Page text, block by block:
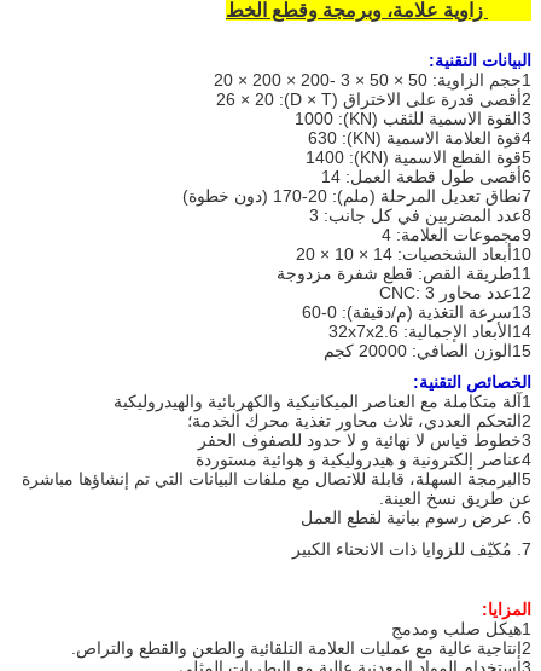
البيانات التقنية:
1حجم الزاوية: 50 × 50 × 3 -200 × 200 × 20
2أقصى قدرة على الاختراق (D × T): 26 × 20
3القوة الاسمية للثقب (KN): 1000
4قوة العلامة الاسمية (KN): 630
5قوة القطع الاسمية (KN): 1400
6أقصى طول قطعة العمل: 14
7نطاق تعديل المرحلة (ملم): 20-170 (دون خطوة)
8عدد المضربين في كل جانب: 3
9مجموعات العلامة: 4
10أبعاد الشخصيات: 14 × 10 × 20
11طريقة القص: قطع شفرة مزدوجة
12عدد محاور CNC: 3
13سرعة التغذية (م/دقيقة): 0-60
14الأبعاد الإجمالية: 32x7x2.6
15الوزن الصافي: 20000 كجم
الخصائص التقنية:
1آلة متكاملة مع العناصر الميكانيكية والكهربائية والهيدروليكية
2التحكم العددي، ثلاث محاور تغذية محرك الخدمة؛
3خطوط قياس لا نهائية و لا حدود للصفوف الحفر
4عناصر إلكترونية و هيدروليكية و هوائية مستوردة
5البرمجة السهلة، قابلة للاتصال مع ملفات البيانات التي تم إنشاؤها مباشرة
عن طريق نسخ العينة.
6. عرض رسوم بيانية لقطع العمل
7. مُكيّف للزوايا ذات الانحناء الكبير
المزايا:
1هيكل صلب ومدمج
2إنتاجية عالية مع عمليات العلامة التلقائية والطعن والقطع والتراص.